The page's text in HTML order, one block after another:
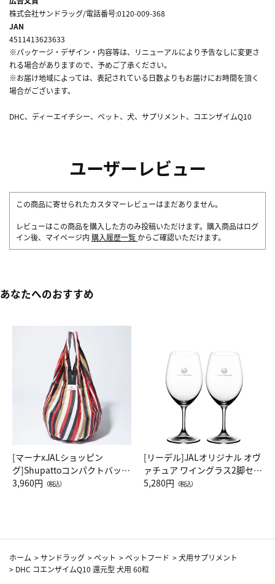
株式会社サンドラッグ/電話番号:0120-009-368
JAN
4511413623633
※パッケージ・デザイン・内容等は、リニューアルにより予告なしに変更さ
れる場合がありますので、予めご了承ください。
※お届け地域によっては、表記されている日数よりもお届けにお時間を頂く
場合がございます。
DHC、ディーエイチシー、ペット、犬、サプリメント、コエンザイムQ10
ユーザーレビュー
この商品に寄せられたカスタマーレビューはまだありません。
レビューはこの商品を購入した方のみ投稿いただけます。購入商品はログ
イン後、マイページ内 購入履歴一覧 からご確認いただけます。
あなたへのおすすめ
[マーナxJALショッピン
グ]Shupattoコンパクトバッグ
Drop JAL客室乗務員（LC）ス
3,960円 （税込）
[リーデル]JALオリジナル オヴ
ァチュア ワイングラス2脚セッ
ト（レッドワイン）
5,280円 （税込）
ホーム >サンドラッグ >ペット >ペットフード >犬用サプリメント
> DHC コエンザイムQ10 還元型 犬用 60粒